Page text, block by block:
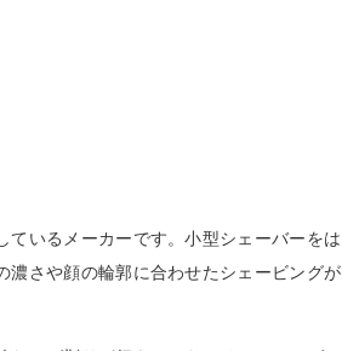
ているメーカーです。小型シェーバーをは
濃さや顔の輪郭に合わせたシェービングが